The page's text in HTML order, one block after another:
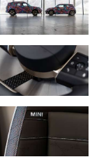
MINI.
şi scaune
de modele a
vine cu un
un finisaj
de o
MINI inspiră prin
şi culori,